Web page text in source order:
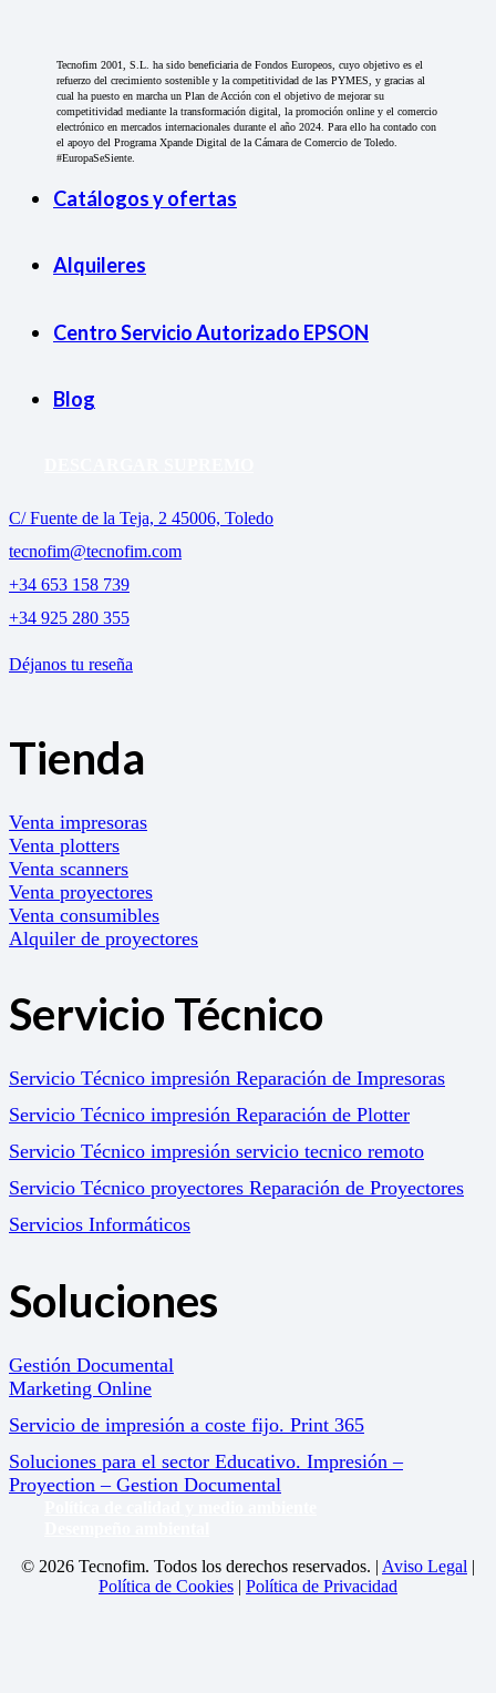
Tecnofim 2001, S.L. ha sido beneficiaria de Fondos Europeos, cuyo objetivo es el
refuerzo del crecimiento sostenible y la competitividad de las PYMES, y gracias al
cual ha puesto en marcha un Plan de Acción con el objetivo de mejorar su
competitividad mediante la transformación digital, la promoción online y el comercio
electrónico en mercados internacionales durante el año 2024. Para ello ha contado con
el apoyo del Programa Xpande Digital de la Cámara de Comercio de Toledo.
#EuropaSeSiente.
Catálogos y ofertas
Alquileres
Centro Servicio Autorizado EPSON
Blog
C/ Fuente de la Teja, 2 45006, Toledo
tecnofim@tecnofim.com
+34 653 158 739
+34 925 280 355
Déjanos tu reseña
Tienda
Venta impresoras
Venta plotters
Venta scanners
Venta proyectores
Venta consumibles
Alquiler de proyectores
Servicio Técnico
Servicio Técnico impresión Reparación de Impresoras
Servicio Técnico impresión Reparación de Plotter
Servicio Técnico impresión servicio tecnico remoto
Servicio Técnico proyectores Reparación de Proyectores
Servicios Informáticos
Soluciones
Gestión Documental
Marketing Online
Servicio de impresión a coste fijo. Print 365
Soluciones para el sector Educativo. Impresión –
Proyection – Gestion Documental
© 2026 Tecnofim. Todos los derechos reservados. | Aviso Legal |
Política de Cookies | Política de Privacidad